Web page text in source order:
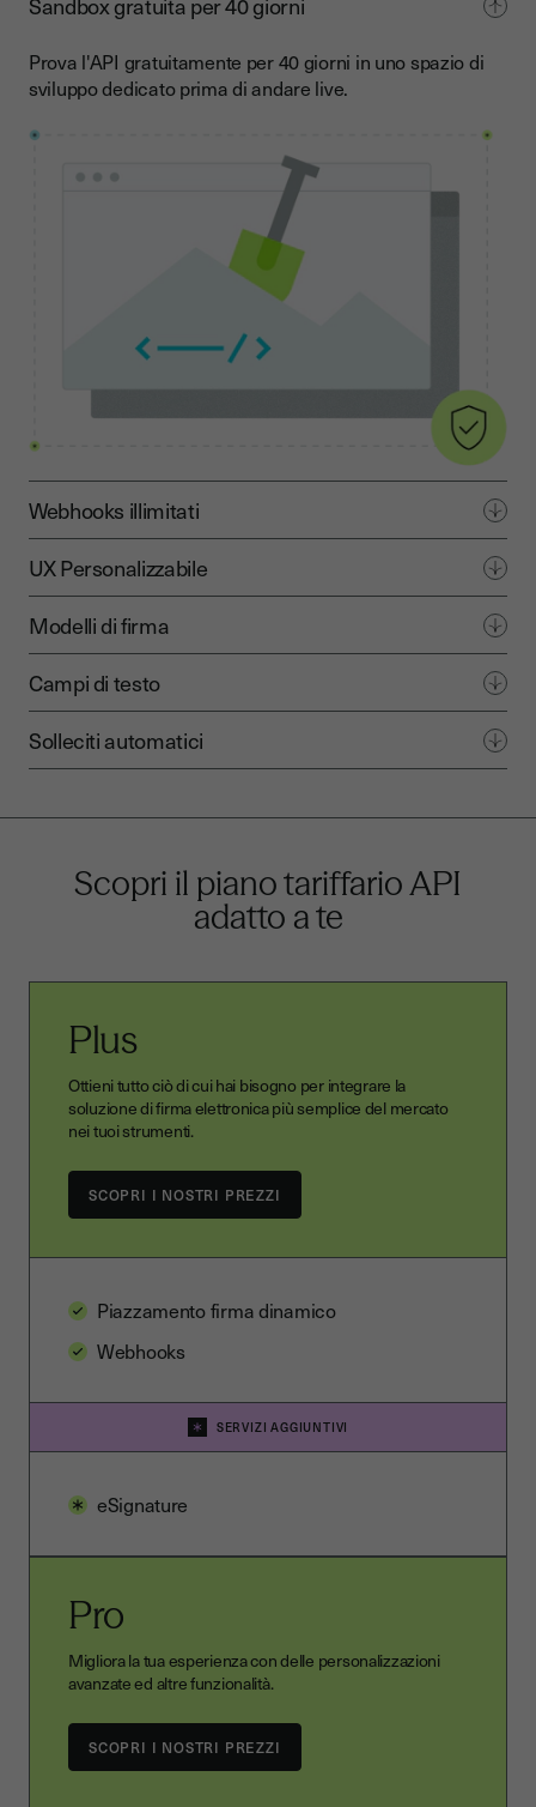
Prova l'API gratuitamente per 40 giorni in uno spazio di
sviluppo dedicato prima di andare live.
Webhooks illimitati
UX Personalizzabile
Modelli di firma
Campi di testo
Solleciti automatici
Scopri il piano tariffario API
adatto a te
Plus
Ottieni tutto ciò di cui hai bisogno per integrare la
soluzione di firma elettronica più semplice del mercato
nei tuoi strumenti.
SCOPRI I NOSTRI PREZZI
Piazzamento firma dinamico
Webhooks
SERVIZI AGGIUNTIVI
eSignature
Pro
Migliora la tua esperienza con delle personalizzazioni
avanzate ed altre funzionalità.
SCOPRI I NOSTRI PREZZI